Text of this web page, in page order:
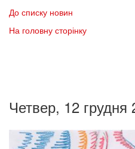
До списку новин
На головну сторінку
Четвер, 12 грудня